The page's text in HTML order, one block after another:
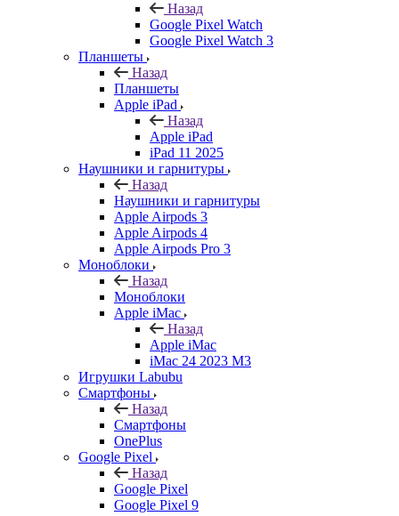
Назад
Google Pixel Watch
Google Pixel Watch 3
Планшеты
Назад
Планшеты
Apple iPad
Назад
Apple iPad
iPad 11 2025
Наушники и гарнитуры
Назад
Наушники и гарнитуры
Apple Airpods 3
Apple Airpods 4
Apple Airpods Pro 3
Моноблоки
Назад
Моноблоки
Apple iMac
Назад
Apple iMac
iMac 24 2023 M3
Игрушки Labubu
Смартфоны
Назад
Смартфоны
OnePlus
Google Pixel
Назад
Google Pixel
Google Pixel 9